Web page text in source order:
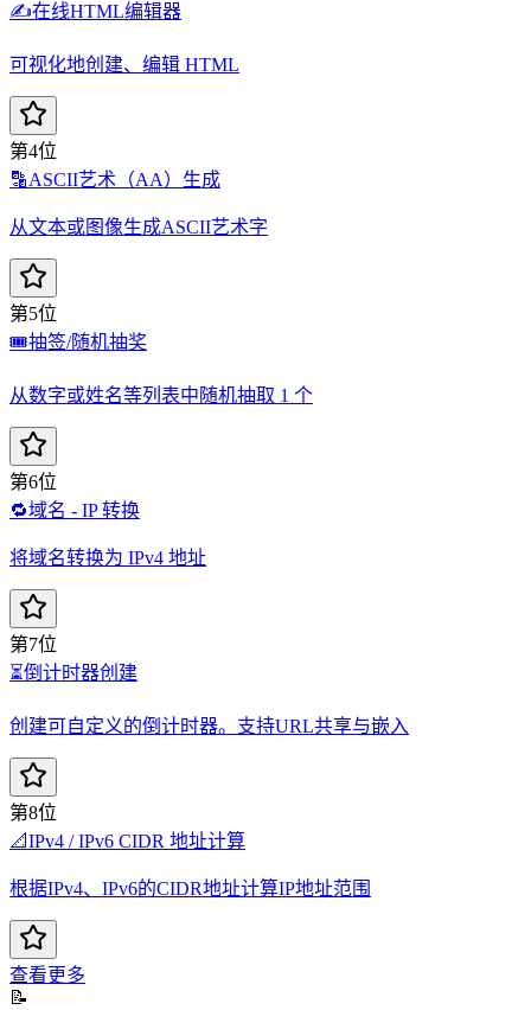
✍️在线HTML编辑器
可视化地创建、编辑 HTML
第4位
🔡ASCII艺术（AA）生成
从文本或图像生成ASCII艺术字
第5位
🎟️抽签/随机抽奖
从数字或姓名等列表中随机抽取 1 个
第6位
🔁域名 - IP 转换
将域名转换为 IPv4 地址
第7位
⏳倒计时器创建
创建可自定义的倒计时器。支持URL共享与嵌入
第8位
📐IPv4 / IPv6 CIDR 地址计算
根据IPv4、IPv6的CIDR地址计算IP地址范围
查看更多
📝